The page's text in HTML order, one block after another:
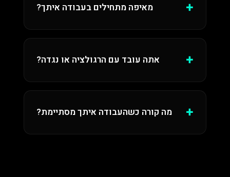
מאיפה מתחילים בעבודה איתך?
אתה עובד עם הרגולציה או נגדה?
מה קורה כשהעבודה איתך מסתיימת?